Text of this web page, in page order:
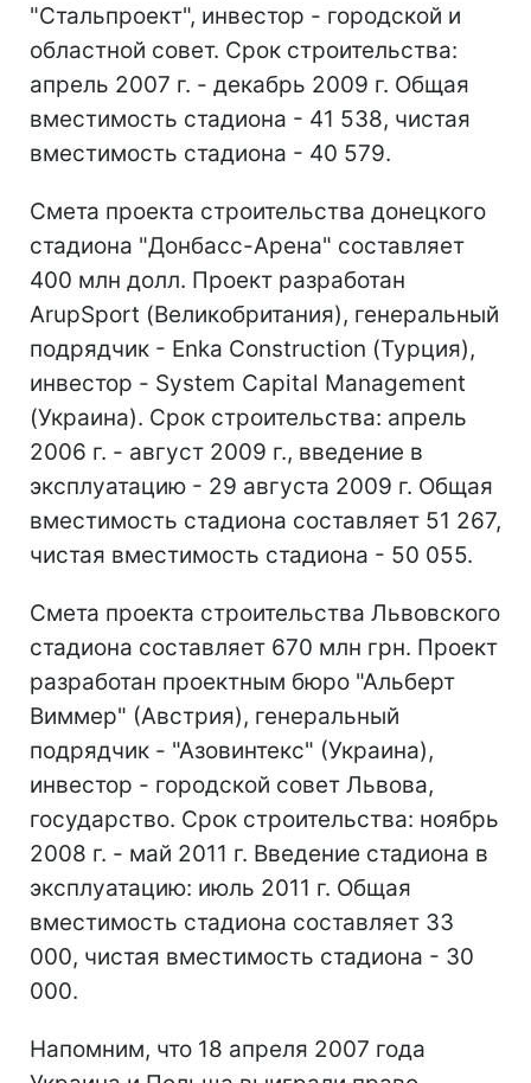
"Cтальпроект", инвестор - городской и
областной совет. Срок строительства:
апрель 2007 г. - декабрь 2009 г. Общая
вместимость стадиона - 41 538, чистая
вместимость стадиона - 40 579.
Смета проекта строительства донецкого
стадиона "Донбасс-Арена" составляет
400 млн долл. Проект разработан
ArupSport (Великобритания), генеральный
подрядчик - Еnka Construction (Турция),
инвестор - System Capital Management
(Украина). Срок строительства: апрель
2006 г. - август 2009 г., введение в
эксплуатацию - 29 августа 2009 г. Общая
вместимость стадиона составляет 51 267,
чистая вместимость стадиона - 50 055.
Смета проекта строительства Львовского
стадиона составляет 670 млн грн. Проект
разработан проектным бюро "Альберт
Виммер" (Австрия), генеральный
подрядчик - "Азовинтекс" (Украина),
инвестор - городской совет Львова,
государство. Срок строительства: ноябрь
2008 г. - май 2011 г. Введение стадиона в
эксплуатацию: июль 2011 г. Общая
вместимость стадиона составляет 33
000, чистая вместимость стадиона - 30
000.
Напомним, что 18 апреля 2007 года